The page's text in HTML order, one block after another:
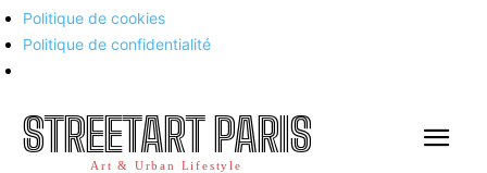
Politique de cookies
Politique de confidentialité
STREETART PARIS
Art & Urban Lifestyle